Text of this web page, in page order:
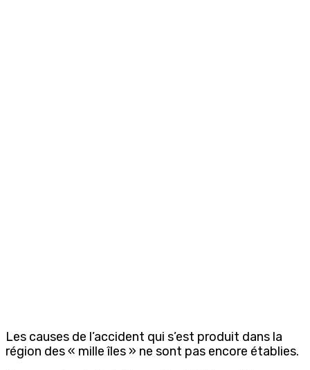
Les causes de l’accident qui s’est produit dans la
région des « mille îles » ne sont pas encore établies.